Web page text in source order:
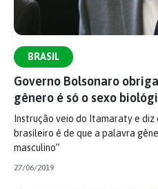
BRASIL
Governo Bolsonaro
gênero é só o sexo
Instrução veio do Itamaraty e
brasileiro é de que a palavra
masculino”
27/06/2019